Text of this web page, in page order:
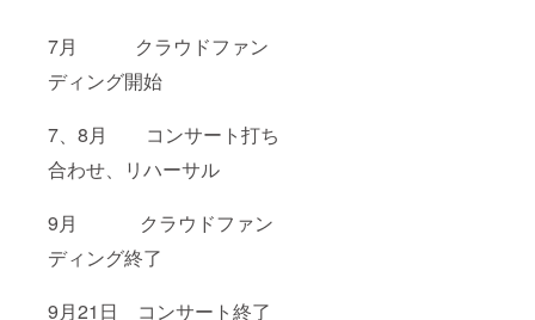
7月 クラウドファン
ディング開始
7、8月 コンサート打ち
合わせ、リハーサル
9月 クラウドファン
ディング終了
9月21日 コンサート終了